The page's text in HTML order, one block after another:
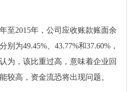
2015年，公司应收账款账面余
为49.45%、43.77%和37.60%，
为，该比重过高，意味着企业回
较高，资金流恐将出现问题。